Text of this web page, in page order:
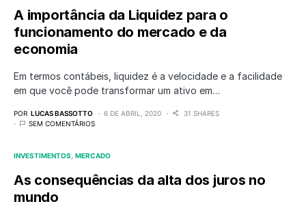
A importância da Liquidez para o
funcionamento do mercado e da
economia
Em termos contábeis, liquidez é a velocidade e a facilidade
em que você pode transformar um ativo em…
POR LUCAS BASSOTTO 6 DE ABRIL, 2020
31 SHARES
SEM COMENTÁRIOS
INVESTIMENTOS MERCADO
As consequências da alta dos juros no
mundo